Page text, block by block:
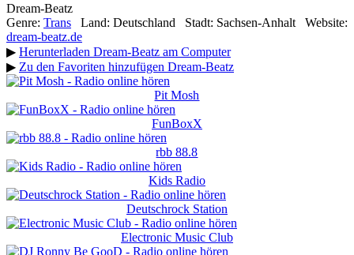
Dream-Beatz
Genre: Trans Land: Deutschland Stadt: Sachsen-Anhalt Website:
dream-beatz.de
▶ Herunterladen Dream-Beatz am Computer
▶ Zu den Favoriten hinzufügen Dream-Beatz
Pit Mosh
FunBoxX
rbb 88.8
Kids Radio
Deutschrock Station
Electronic Music Club